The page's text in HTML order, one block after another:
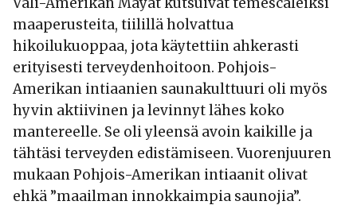
maaperusteita, tiilillä holvattua
hikoilukuoppaa, jota käytettiin ahkerasti
erityisesti terveydenhoitoon. Pohjois-
Amerikan intiaanien saunakulttuuri oli myös
hyvin aktiivinen ja levinnyt lähes koko
mantereelle. Se oli yleensä avoin kaikille ja
tähtäsi terveyden edistämiseen. Vuorenjuuren
mukaan Pohjois-Amerikan intiaanit olivat
ehkä ”maailman innokkaimpia saunojia”.